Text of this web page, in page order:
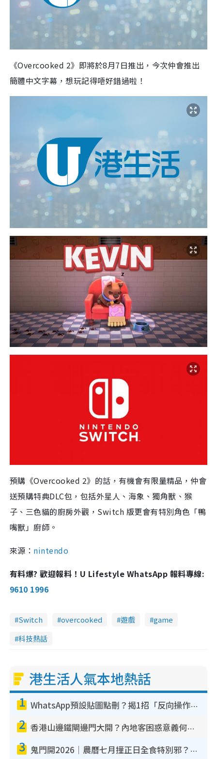
《Overcooked 2》即將於8月7日推出，今次仲會推出
簡體中文字幕，想玩記得唔好錯過啦！
預購《Overcooked 2》的話，有機會有限量精品，仲會
送預購特典DLC包，包括外星人、海象、獨角獸、猴
子、三色貓的廚房外觀，Switch 版更會有特別角色「鴨
嘴獸」廚師。
來源： nintendo
有料爆? 歡迎報料！U Lifestyle WhatsApp 報料專線:
9610 1996
Switch overcooked 遊戲
game
科技熱話
港生活人氣本地熱話
1 WhatsApp預設貼圖點刪？揭1招「反向操作」還原簡潔介面 附3步實測教學
2 香港山邊鐵閘邊門大開？內地客困惑意義何在！網民神回覆：呢種叫法理性防禦
3 鬼門開2026｜農曆七月撞正日全食特別邪？專家警告切忌做一事！揭4大禁忌+2招保平安